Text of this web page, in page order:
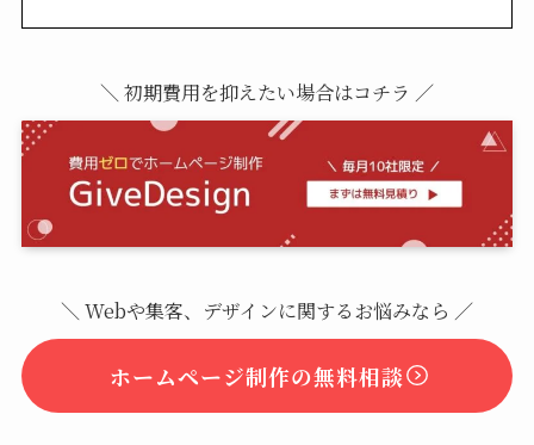
＼ 初期費用を抑えたい場合はコチラ ／
＼ Webや集客、デザインに関するお悩みなら ／
ホームページ制作の無料相談